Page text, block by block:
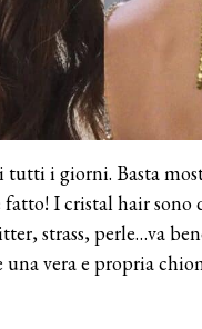
i giorni. Basta
I cristal hair
strass, perle…va
una vera e propria